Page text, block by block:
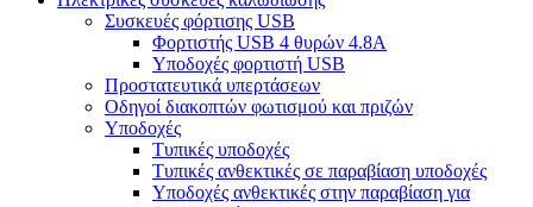
Συσκευές φόρτισης USB
Φορτιστής USB 4 θυρών 4.8A
Υποδοχές φορτιστή USB
Προστατευτικά υπερτάσεων
Οδηγοί διακοπτών φωτισμού και πριζών
Υποδοχές
Τυπικές υποδοχές
Τυπικές ανθεκτικές σε παραβίαση υποδοχές
Υποδοχές ανθεκτικές στην παραβίαση για